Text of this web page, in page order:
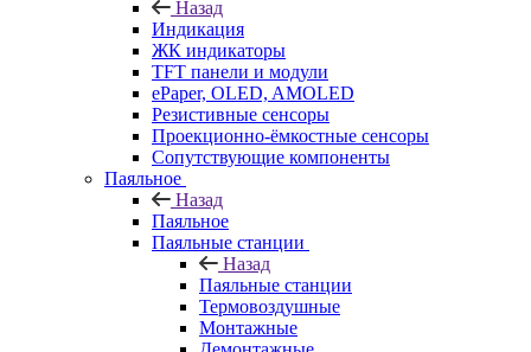
Назад
Индикация
ЖК индикаторы
TFT панели и модули
ePaper, OLED, AMOLED
Резистивные сенсоры
Проекционно-ёмкостные сенсоры
Сопутствующие компоненты
Паяльное
Назад
Паяльное
Паяльные станции
Назад
Паяльные станции
Термовоздушные
Монтажные